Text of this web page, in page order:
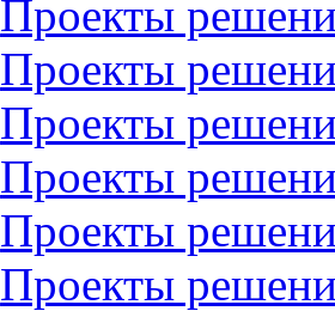
Проекты
Проекты
Проекты
Проекты
Проекты
Проекты